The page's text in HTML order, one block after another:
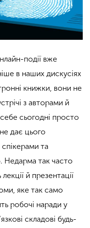
події вже
в наших дискусіях
книжки, вони не
з авторами й
сьогодні просто
дає цього
та
Недарма так часто
й презентації
яке так само
робочі наради у
складові будь-